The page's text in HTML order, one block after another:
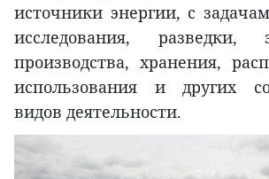
источники энергии, с
исследования, разведки,
производства, хранения,
использования и других
видов деятельности.